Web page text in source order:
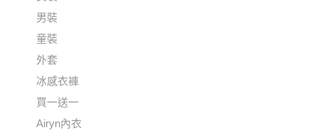
男裝
童裝
外套
冰感衣褲
買一送一
Airyn內衣